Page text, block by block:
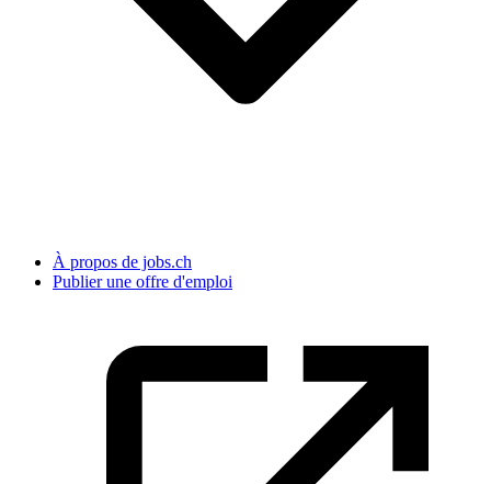
À propos de jobs.ch
Publier une offre d'emploi